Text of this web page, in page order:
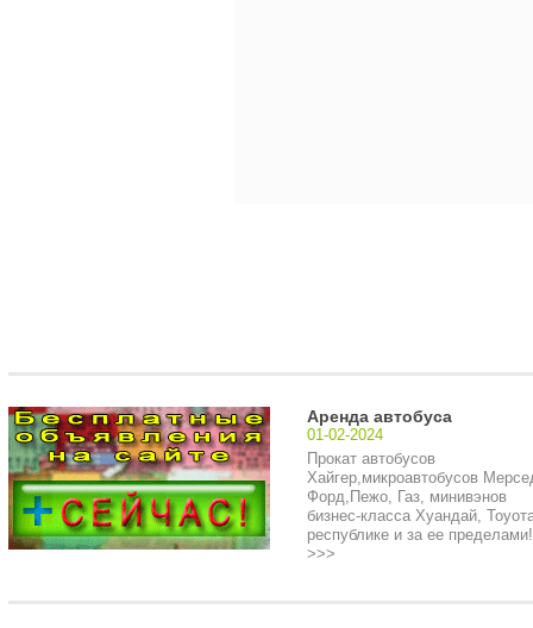
Аренда автобуса
01-02-2024
Прокат автобусов
Хайгер,микроавтобусов
Форд,Пежо, Газ, минивэнов
бизнес-класса Хуандай,
республике и за ее
>>>